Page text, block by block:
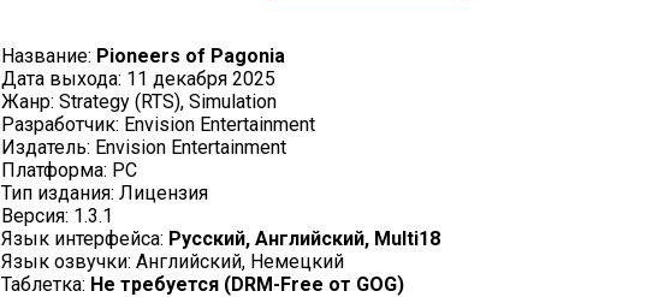
Название: Pioneers of Pagonia
Дата выхода: 11 декабря 2025
Жанр: Strategy (RTS), Simulation
Разработчик: Envision Entertainment
Издатель: Envision Entertainment
Платформа: PC
Тип издания: Лицензия
Версия: 1.3.1
Язык интерфейса: Русский, Английский, Multi18
Язык озвучки: Английский, Немецкий
Таблетка: Не требуется (DRM-Free от GOG)